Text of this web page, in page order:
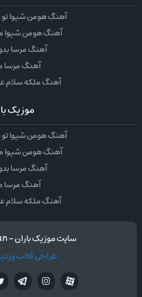
آهنگ هومن شیوا
آهنگ هومن شیوا
آهنگ مرسا
آهنگ
آهنگ ملکه سلام
موزیک
آهنگ هومن شیوا
آهنگ هومن شیوا
آهنگ مرسا
آهنگ
آهنگ ملکه سلام
سایت موزیک باران - Mymusicbaran
طراحی قالب
آپارات